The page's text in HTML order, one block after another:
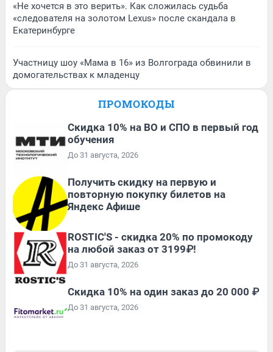
«Не хочется в это верить». Как сложилась судьба
«следователя на золотом Lexus» после скандала в
Екатеринбурге
Участницу шоу «Мама в 16» из Волгограда обвинили в
домогательствах к младенцу
ПРОМОКОДЫ
Скидка 10% на ВО и СПО в первый год
обучения
До 31 августа, 2026
Получить скидку на первую и
повторную покупку билетов на
Яндекс Афише
ROSTIC'S - скидка 20% по промокоду
на любой заказ от 3199₽!
До 31 августа, 2026
Скидка 10% на один заказ до 20 000 ₽
До 31 августа, 2026